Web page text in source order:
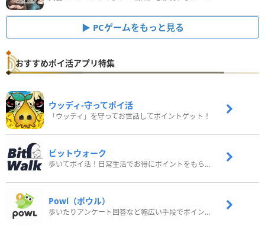
PCゲームをもっと見る
おすすめポイ活アプリ特集
ウッディ‐守ってポイ活
「ウッディ」を守ってお世話してポイントゲット！
ビットウォーク
歩いてポイ活！日常生活でお得にポイントをもらおう
Powl（ポウル）
歩いたりアンケート回答など幅広い手段でポイントをゲット